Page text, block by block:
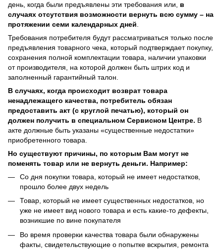
день, когда были предъявлены эти требования или, в
случаях отсутствия возможности вернуть всю сумму – на
протяжении семи календарных дней
Требования потребителя будут рассматриваться только после
предъявления товарного чека, который подтверждает покупку,
сохранения полной комплектации товара, наличии упаковки
от производителя, на которой должен быть штрих код и
заполненный гарантийный талон.
В случаях, когда происходит возврат товара
ненадлежащего качества, потребитель обязан
предоставить акт (с круглой печатью), который он
должен получить в специальном Сервисном Центре. В
акте должные быть указаны «существенные недостатки»
приобретенного товара.
Но существуют причины, по которым Вам могут не
поменять товар или не вернуть деньги. Например:
Со дня покупки товара, который не имеет недостатков,
прошло более двух недель
Товар, который не имеет существенных недостатков, но
уже не имеет вид нового товара и есть какие-то дефекты,
возникшие по вине покупателя
Во время проверки качества товара были обнаружены
факты, свидетельствующие о попытке вскрытия, ремонта